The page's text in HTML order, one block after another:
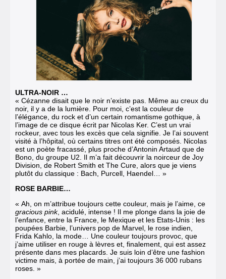
ULTRA-NOIR …
« Cézanne disait que le noir n’existe pas. Même au creux du
noir, il y a de la lumière. Pour moi, c’est la couleur de
l’élégance, du rock et d’un certain romantisme gothique, à
l’image de ce disque écrit par Nicolas Ker. C’est un vrai
rockeur, avec tous les excès que cela signifie. Je l’ai souvent
visité à l’hôpital, où certains titres ont été composés. Nicolas
est un poète fracassé, plus proche d’Antonin Artaud que de
Bono, du groupe U2. Il m’a fait découvrir la noirceur de Joy
Division, de Robert Smith et The Cure, alors que je viens
plutôt du classique : Bach, Purcell, Haendel… »
ROSE BARBIE…
« Ah, on m’attribue toujours cette couleur, mais je l’aime, ce
gracious pink, acidulé, intense ! Il me plonge dans la joie de
l’enfance, entre la France, le Mexique et les Etats-Unis : les
poupées Barbie, l’univers pop de Marvel, le rose indien,
Frida Kahlo, la mode… Une couleur toujours provoc, que
j’aime utiliser en rouge à lèvres et, finalement, qui est assez
présente dans mes placards. Je suis loin d’être une fashion
victime mais, à portée de main, j’ai toujours 36 000 rubans
roses. »